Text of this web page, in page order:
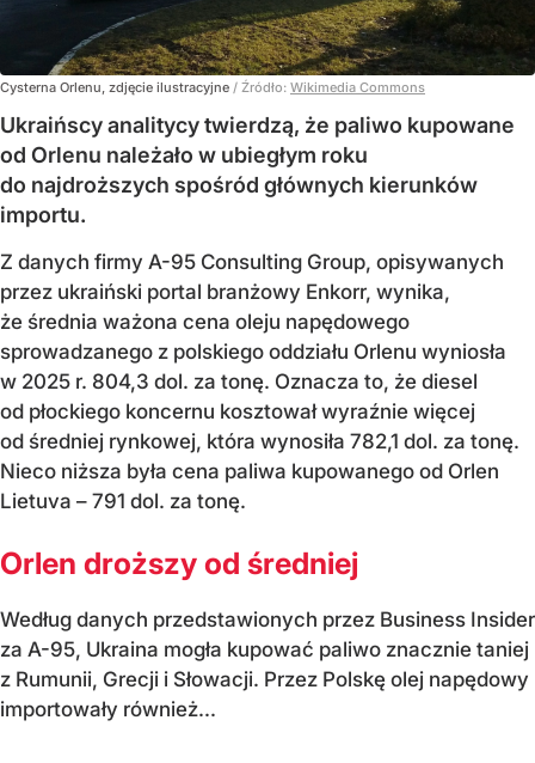
Cysterna Orlenu, zdjęcie ilustracyjne / Źródło: Wikimedia Commons
Ukraińscy analitycy twierdzą, że paliwo kupowane
od Orlenu należało w ubiegłym roku
do najdroższych spośród głównych kierunków
importu.
Z danych firmy A-95 Consulting Group, opisywanych
przez ukraiński portal branżowy Enkorr, wynika,
że średnia ważona cena oleju napędowego
sprowadzanego z polskiego oddziału Orlenu wyniosła
w 2025 r. 804,3 dol. za tonę. Oznacza to, że diesel
od płockiego koncernu kosztował wyraźnie więcej
od średniej rynkowej, która wynosiła 782,1 dol. za tonę.
Nieco niższa była cena paliwa kupowanego od Orlen
Lietuva – 791 dol. za tonę.
Orlen droższy od średniej
Według danych przedstawionych przez Business Insider
za A-95, Ukraina mogła kupować paliwo znacznie taniej
z Rumunii, Grecji i Słowacji. Przez Polskę olej napędowy
importowały również...